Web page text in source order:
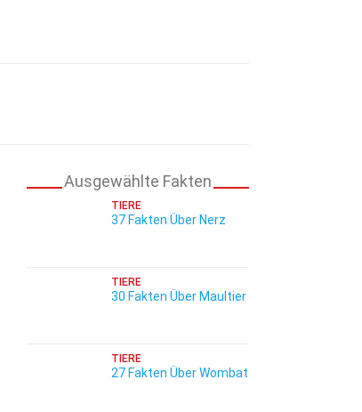
Ausgewählte Fakten
TIERE
37 Fakten Über Nerz
TIERE
30 Fakten Über Maultier
TIERE
27 Fakten Über Wombat